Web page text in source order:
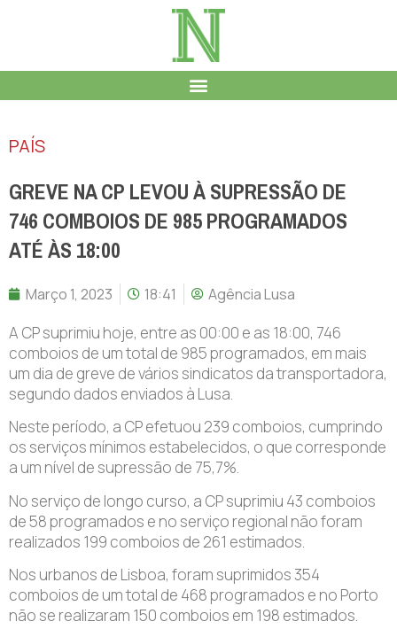
PAÍS
GREVE NA CP LEVOU À SUPRESSÃO DE
746 COMBOIOS DE 985 PROGRAMADOS
ATÉ ÀS 18:00
Março 1, 2023 18:41 Agência Lusa
A CP suprimiu hoje, entre as 00:00 e as 18:00, 746
comboios de um total de 985 programados, em mais
um dia de greve de vários sindicatos da transportadora,
segundo dados enviados à Lusa.
Neste período, a CP efetuou 239 comboios, cumprindo
os serviços mínimos estabelecidos, o que corresponde
a um nível de supressão de 75,7%.
No serviço de longo curso, a CP suprimiu 43 comboios
de 58 programados e no serviço regional não foram
realizados 199 comboios de 261 estimados.
Nos urbanos de Lisboa, foram suprimidos 354
comboios de um total de 468 programados e no Porto
não se realizaram 150 comboios em 198 estimados.